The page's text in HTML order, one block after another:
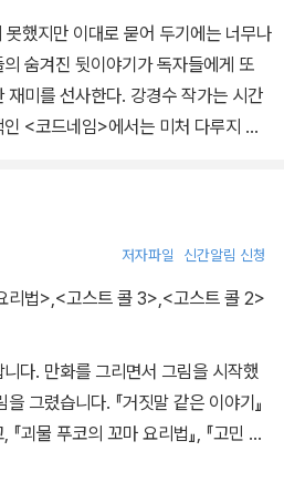
했지만 이대로 묻어 두기에는 너무나
숨겨진 뒷이야기가 독자들에게 또
재미를 선사한다. 강경수 작가는 시간
<코드네임>에서는 미처 다루지 못
이정찬과 정의로운 코드네임 T, 뚱보
독자들의 기대를 충분히 만족시키고
‘코드네임’의 세계관을 기본으로 하
지 못한 새로운 이야기들로 독자들에
준다.
저자파일 신간알림 신청
리법> <고스트 콜 3> <고스트 콜 2>
다. 만화를 그리면서 그림을 시작했
거짓말 같은 이야기』
괴물 푸코의 꼬마 요리법』, 『고민 해